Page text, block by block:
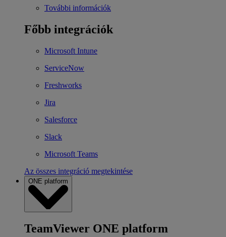
További információk
Főbb integrációk
Microsoft Intune
ServiceNow
Freshworks
Jira
Salesforce
Slack
Microsoft Teams
Az összes integráció megtekintése
ONE platform
TeamViewer ONE platform